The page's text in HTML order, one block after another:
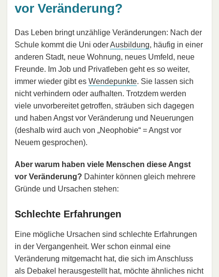
vor Veränderung?
Das Leben bringt unzählige Veränderungen: Nach der
Schule kommt die Uni oderAusbildung, häufig in einer
anderen Stadt, neue Wohnung, neues Umfeld, neue
Freunde. Im Job und Privatleben geht es so weiter,
immer wieder gibt es Wendepunkte. Sie lassen sich
nicht verhindern oder aufhalten. Trotzdem werden
viele unvorbereitet getroffen, sträuben sich dagegen
und haben Angst vor Veränderung und Neuerungen
(deshalb wird auch von „Neophobie“ = Angst vor
Neuem gesprochen).
Aber warum haben viele Menschen diese Angst
vor Veränderung? Dahinter können gleich mehrere
Gründe und Ursachen stehen:
Schlechte Erfahrungen
Eine mögliche Ursachen sind schlechte Erfahrungen
in der Vergangenheit. Wer schon einmal eine
Veränderung mitgemacht hat, die sich im Anschluss
als Debakel herausgestellt hat, möchte ähnliches nicht